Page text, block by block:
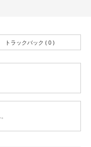
トラックバック ( 0 )